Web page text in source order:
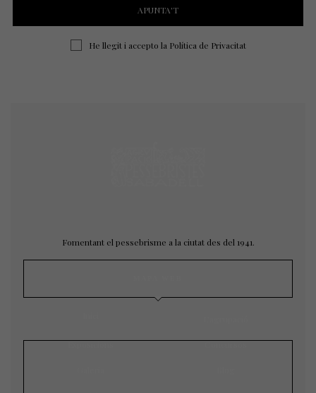
He llegit i accepto la Política de Privacitat
Fomentant el pessebrisme a la ciutat des del 1941.
Exposicions Concursos